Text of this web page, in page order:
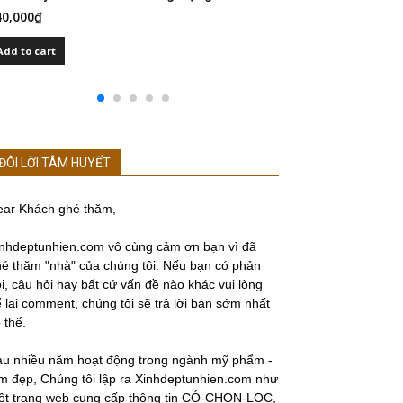
₫
to cart
LỜI TÂM HUYẾT
Khách ghé thăm,
vô cùng cảm ơn bạn vì đã
thăm "nhà" của chúng tôi. Nếu bạn có phản
câu hỏi hay bất cứ vấn đề nào khác vui lòng
lại comment, chúng tôi sẽ trả lời bạn sớm nhất
thể.
nhiều năm hoạt động trong ngành mỹ phẩm -
đẹp, Chúng tôi lập ra Xinhdeptunhien.com như
trang web cung cấp thông tin CÓ-CHỌN-LỌC,